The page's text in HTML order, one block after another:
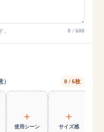
） 0 / 6枚
＋
使用シーン
＋
サイズ感
。 0 / 600